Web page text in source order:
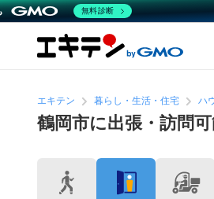
エキテン 暮らし・生活・住宅 ハ
鶴岡市に出張・訪問
無料診断